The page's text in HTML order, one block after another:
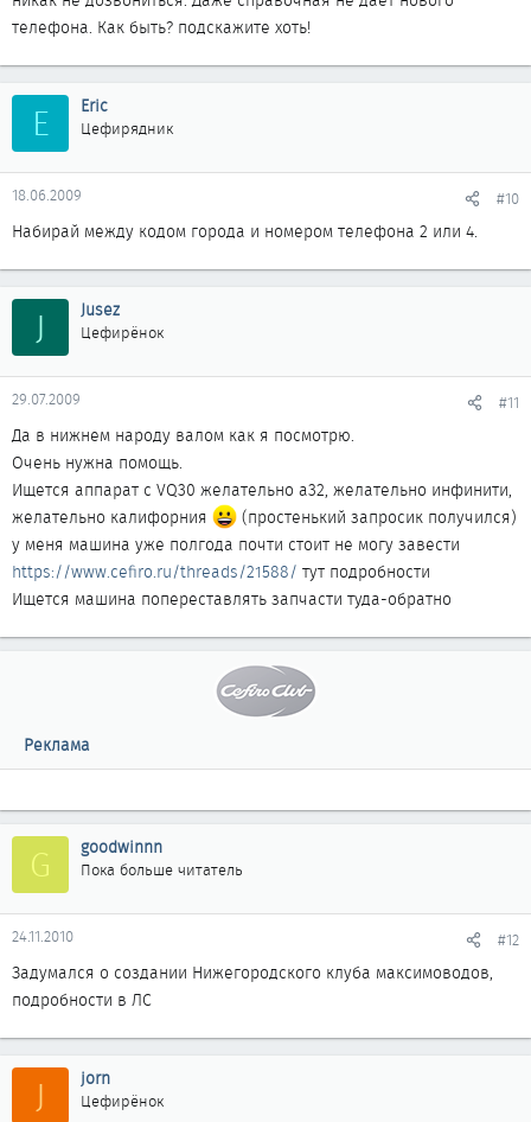
телефона. Как быть? подскажите хоть!
E Eric
Цефирядник
18.06.2009 #10
Набирай между кодом города и номером телефона 2 или 4.
J Jusez
Цефирёнок
29.07.2009 #11
Да в нижнем народу валом как я посмотрю.
Очень нужна помощь.
Ищется аппарат с VQ30 желательно а32, желательно инфинити,
желательно калифорния
(простенький запросик получился)
у меня машина уже полгода почти стоит не могу завести
https://www.cefiro.ru/threads/21588/ тут подробности
Ищется машина попереставлять запчасти туда-обратно
Реклама
G goodwinnn
Пока больше читатель
24.11.2010 #12
Задумался о создании Нижегородского клуба максимоводов,
подробности в ЛС
J jorn
Цефирёнок